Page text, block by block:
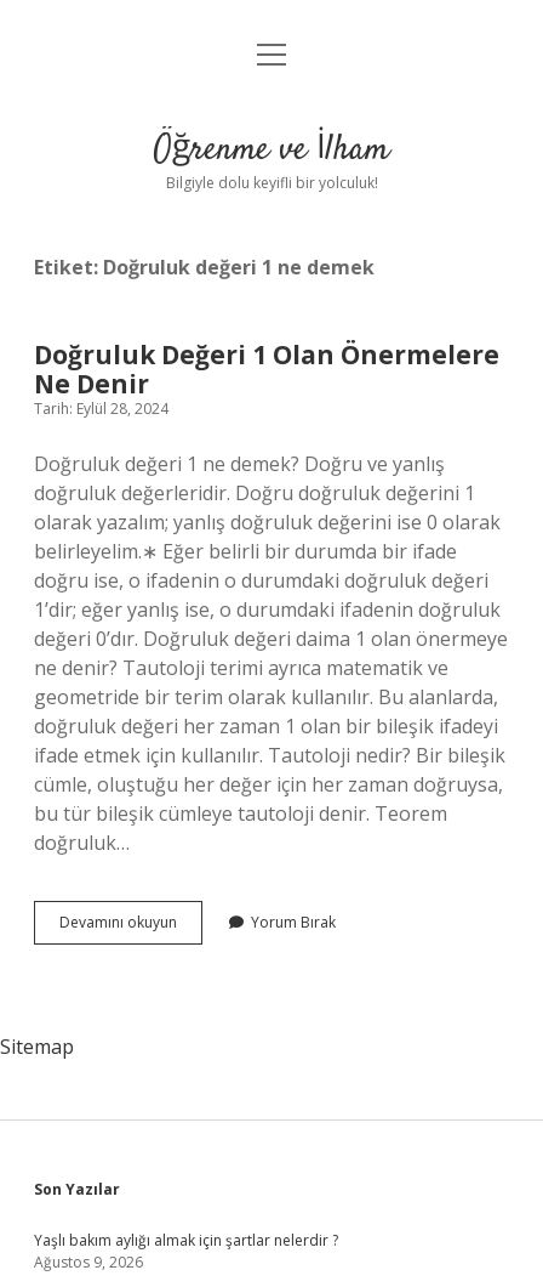
Anasayfa
Yasal Uyarı
menüyü
Öğrenme ve İlham
Bilgiyle dolu keyifli bir yolculuk!
Etiket: Doğruluk değeri 1 ne demek
Doğruluk Değeri 1 Olan Önermelere
Ne Denir
Tarih: Eylül 28, 2024
Doğruluk değeri 1 ne demek? Doğru ve yanlış
doğruluk değerleridir. Doğru doğruluk değerini 1
olarak yazalım; yanlış doğruluk değerini ise 0 olarak
belirleyelim.∗ Eğer belirli bir durumda bir ifade
doğru ise, o ifadenin o durumdaki doğruluk değeri
1’dir; eğer yanlış ise, o durumdaki ifadenin doğruluk
değeri 0’dır. Doğruluk değeri daima 1 olan önermeye
ne denir? Tautoloji terimi ayrıca matematik ve
geometride bir terim olarak kullanılır. Bu alanlarda,
doğruluk değeri her zaman 1 olan bir bileşik ifadeyi
ifade etmek için kullanılır. Tautoloji nedir? Bir bileşik
cümle, oluştuğu her değer için her zaman doğruysa,
bu tür bileşik cümleye tautoloji denir. Teorem
doğruluk…
Devamını okuyun Doğruluk
Değeri
Yorum Bırak
Sitemap
Sidebar
Son Yazılar
Yaşlı bakım aylığı almak için şartlar nelerdir ?
Ağustos 9, 2026